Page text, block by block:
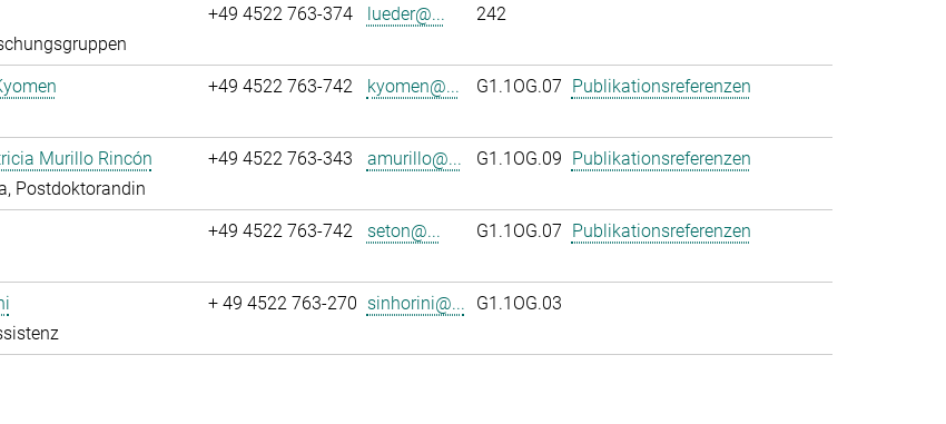
+49 4522 763-374 lueder@... 242
+49 4522 763-742 kyomen@... G1.1OG.07 Publikationsreferenzen
Murillo Rincón
Postdoktorandin
+49 4522 763-343 amurillo@... G1.1OG.09 Publikationsreferenzen
+49 4522 763-742 seton@... G1.1OG.07 Publikationsreferenzen
+ 49 4522 763-270 sinhorini@... G1.1OG.03